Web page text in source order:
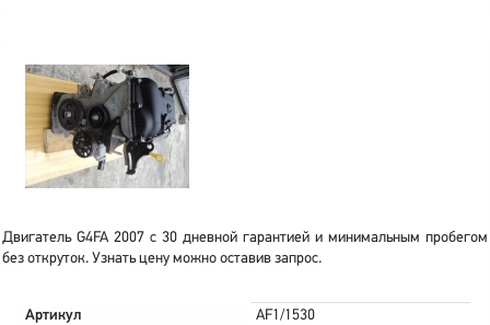
Двигатель G4FA 2007 с 30 дневной гарантией и минимальным пробегом
без откруток. Узнать цену можно оставив запрос.
Артикул
AF1/1530